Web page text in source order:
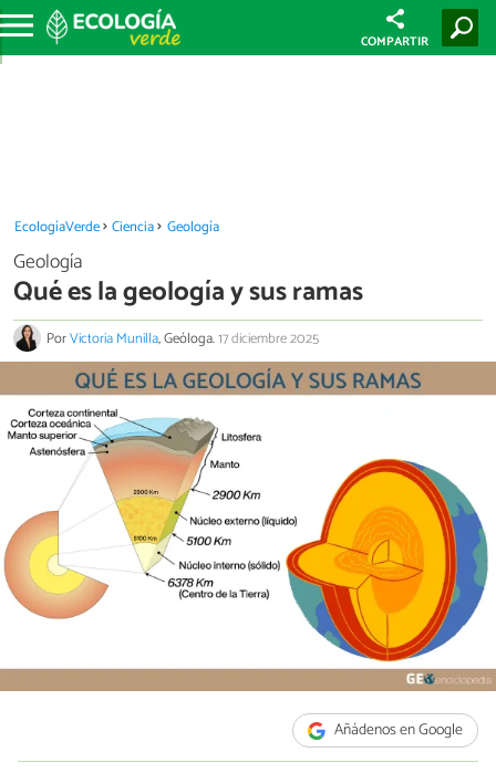
COMPARTIR
EcologíaVerde Ciencia Geología
Geología
Qué es la geología y sus ramas
PorVictoria Munilla, Geóloga.17 diciembre 2025
Añádenos en Google